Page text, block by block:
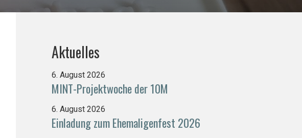
Aktuelles
6. August 2026
MINT-Projektwoche der 10M
6. August 2026
Einladung zum Ehemaligenfest 2026